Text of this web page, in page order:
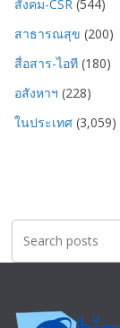
สังคม-CSR (544)
สาธารณสุข (200)
สื่อสาร-ไอที (180)
อสังหาฯ (228)
ในประเทศ (3,059)